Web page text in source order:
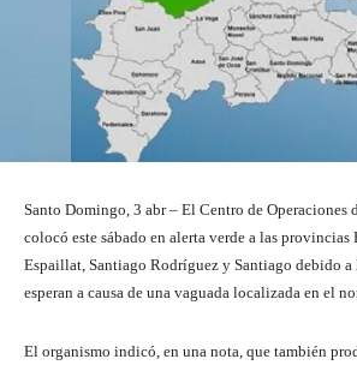
Santo Domingo, 3 abr – El Centro de Operaciones
colocó este sábado en alerta verde a las provincias
Espaillat, Santiago Rodríguez y Santiago debido a
esperan a causa de una vaguada localizada en el
El organismo indicó, en una nota, que también